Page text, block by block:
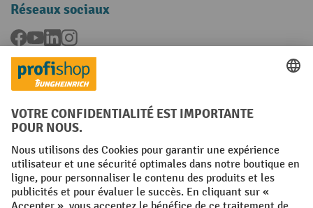
Réseaux sociaux
Facebook
YouTubeLinkedInInstagram
Langues
FR NL
Conditions générales Mentions légales